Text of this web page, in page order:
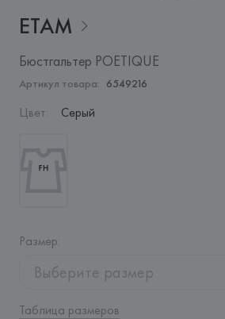
ETAM
Бюстгальтер POETIQUE
Артикул товара: 6549216
Цвет: Серый
Размер:
Выберите размер
Таблица размеров